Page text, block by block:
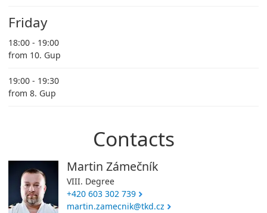
Friday
18:00 - 19:00
from 10. Gup
19:00 - 19:30
from 8. Gup
Contacts
Martin Zámečník
VIII. Degree
+420 603 302 739
martin.zamecnik@tkd.cz